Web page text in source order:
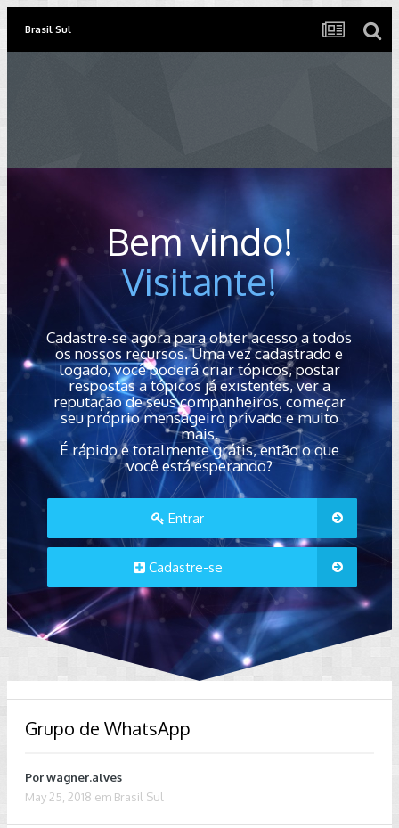
Brasil Sul
Bem vindo!
Visitante!
Cadastre-se agora para obter acesso a todos
os nossos recursos. Uma vez cadastrado e
logado, você poderá criar tópicos, postar
respostas a tópicos já existentes, ver a
reputação de seus companheiros, começar
seu próprio mensageiro privado e muito
mais.
É rápido e totalmente grátis, então o que
você está esperando?
Entrar
Cadastre-se
Grupo de WhatsApp
Porwagner.alves
May 25, 2018 em Brasil Sul